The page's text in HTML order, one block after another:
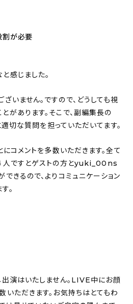
割が必要
感じました。
いません。ですので、どうしても視
があります。そこで、副編集長の
な質問を担っていただいてます。
コメントを多数いただきます。全て
人ですとゲストの方とyuki_00ns
できるので、よりコミュニケーション
。
演はいたしません。LIVE中にお顔
いただきます。お気持ちはとてもわ